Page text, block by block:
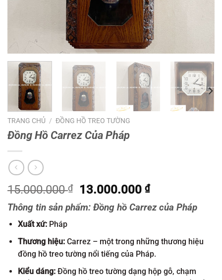
TRANG CHỦ / ĐỒNG HỒ TREO TƯỜNG
Đồng Hồ Carrez Của Pháp
15.000.000₫
Giá
gốc
là:
13.000.000₫Giá
hiện
tại
13.000.000
Thông tin sản phẩm: Đồng hồ Carrez của Pháp
Xuất xứ:Pháp
Thương hiệu:Carrez – một trong những thương hiệu
đồng hồ treo tường nổi tiếng của Pháp.
Kiểu dáng:Đồng hồ treo tường dạng hộp gỗ, chạm